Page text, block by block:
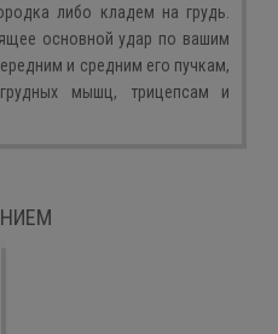
либо кладем на грудь.
основной удар по вашим
и средним его пучкам,
мышц, трицепсам и